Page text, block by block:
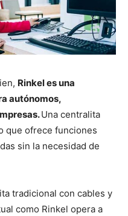
Rinkel es una
autónomos,
Una centralita
que ofrece funciones
sin la necesidad de
tradicional con cables y
como Rinkel opera a